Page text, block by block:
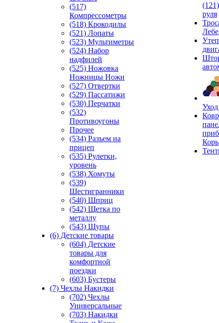
(517)
Компрессометры
(518) Крокодилы
(521) Лопаты
(523) Мультиметры
(524) Набор
надфилей
(525) Ножовка
Ножницы Ножи
(527) Отвертки
(529) Пассатижи
(530) Перчатки
(532)
Противоугоны
Прочее
(534) Разъем на
прицеп
(535) Рулетки,
уровень
(538) Хомуты
(539)
Шестигранники
(540) Шприц
(542) Щетка по
металлу
(543) Щупы
(6) Детские товары
(604) Детские
товары для
комфортной
поездки
(603) Бустеры
(7) Чехлы Накидки
(702) Чехлы
Универсальные
(703) Накидки
руля
Уход